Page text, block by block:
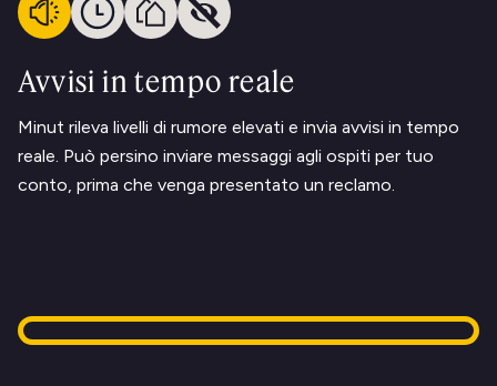
Avvisi in tempo reale
Minut rileva livelli di rumore elevati e invia avvisi in tempo
reale. Può persino inviare messaggi agli ospiti per tuo
conto, prima che venga presentato un reclamo.